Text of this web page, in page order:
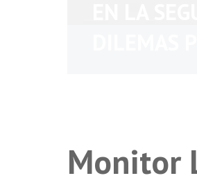
EN LA
Monitor